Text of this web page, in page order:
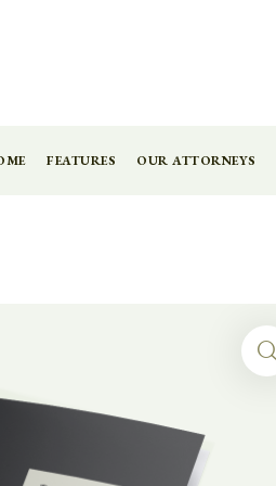
FEATURES OUR ATTORNEYS